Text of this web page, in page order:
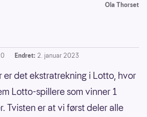
Ola Thorset
Endret: 2. januar 2023
er det ekstratrekning i Lotto, hvor
Lotto-spillere som vinner 1
Tvisten er at vi først deler alle